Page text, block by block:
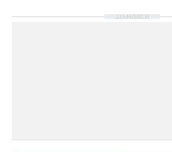
ΔΙΑΦΗΜΙΣΗ